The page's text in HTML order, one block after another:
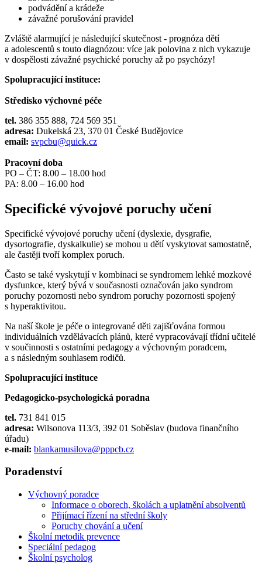
podvádění a krádeže
závažné porušování pravidel
Zvláště alarmující je následující skutečnost - prognóza dětí
a adolescentů s touto diagnózou: více jak polovina z nich vykazuje
v dospělosti závažné psychické poruchy až po psychózy!
Spolupracující instituce:
Středisko výchovné péče
tel. 386 355 888, 724 569 351
adresa: Dukelská 23, 370 01 České Budějovice
email: svpcbu@quick.cz
Pracovní doba
PO – ČT: 8.00 – 18.00 hod
PA: 8.00 – 16.00 hod
Specifické vývojové poruchy učení
Specifické vývojové poruchy učení (dyslexie, dysgrafie,
dysortografie, dyskalkulie) se mohou u dětí vyskytovat samostatně,
ale častěji tvoří komplex poruch.
Často se také vyskytují v kombinaci se syndromem lehké mozkové
dysfunkce, který bývá v současnosti označován jako syndrom
poruchy pozornosti nebo syndrom poruchy pozornosti spojený
s hyperaktivitou.
Na naší škole je péče o integrované děti zajišťována formou
individuálních vzdělávacích plánů, které vypracovávají třídní učitelé
v součinnosti s ostatními pedagogy a výchovným poradcem,
a s následným souhlasem rodičů.
Spolupracující instituce
Pedagogicko-psychologická poradna
tel. 731 841 015
adresa: Wilsonova 113/3, 392 01 Soběslav (budova finančního
úřadu)
e-mail: blankamusilova@pppcb.cz
Poradenství
Výchovný poradce
Informace o oborech, školách a uplatnění absolventů
Přijímací řízení na střední školy
Poruchy chování a učení
Školní metodik prevence
Speciální pedagog
Školní psycholog